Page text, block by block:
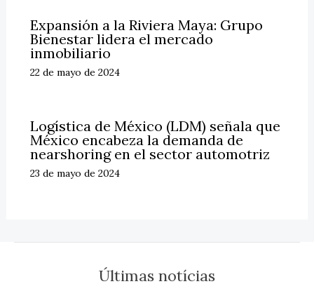
Expansión a la Riviera Maya: Grupo
Bienestar lidera el mercado
inmobiliario
22 de mayo de 2024
Logística de México (LDM) señala que
México encabeza la demanda de
nearshoring en el sector automotriz
23 de mayo de 2024
Últimas notícias